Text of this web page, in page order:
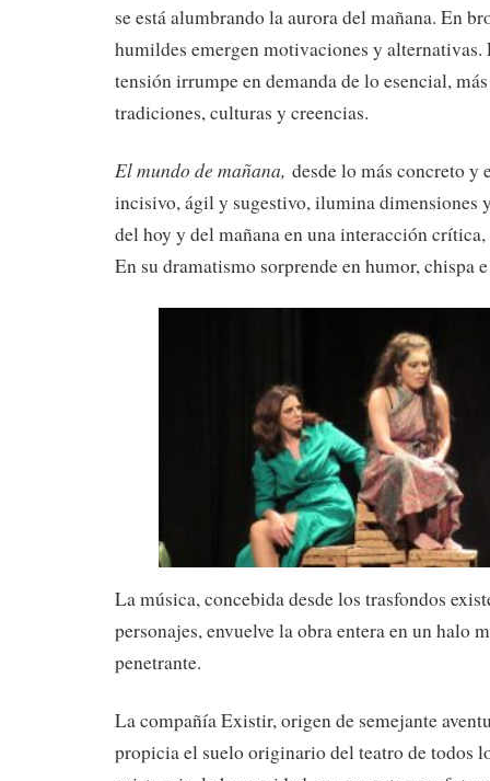
se está alumbrando la aurora del mañana. En
humildes emergen motivaciones y alternativas.
tensión irrumpe en demanda de lo esencial,
tradiciones, culturas y creencias.
El mundo de mañana, desde lo más concreto y
incisivo, ágil y sugestivo, ilumina dimensiones
del hoy y del mañana en una interacción
En su dramatismo sorprende en humor, chispa
La música, concebida desde los trasfondos
personajes, envuelve la obra entera en un halo
penetrante.
La compañía Existir, origen de semejante
propicia el suelo originario del teatro de todos